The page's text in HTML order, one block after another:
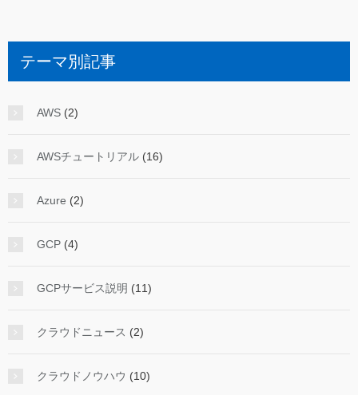
テーマ別記事
AWS (2)
AWSチュートリアル (16)
Azure (2)
GCP (4)
GCPサービス説明 (11)
クラウドニュース (2)
クラウドノウハウ (10)